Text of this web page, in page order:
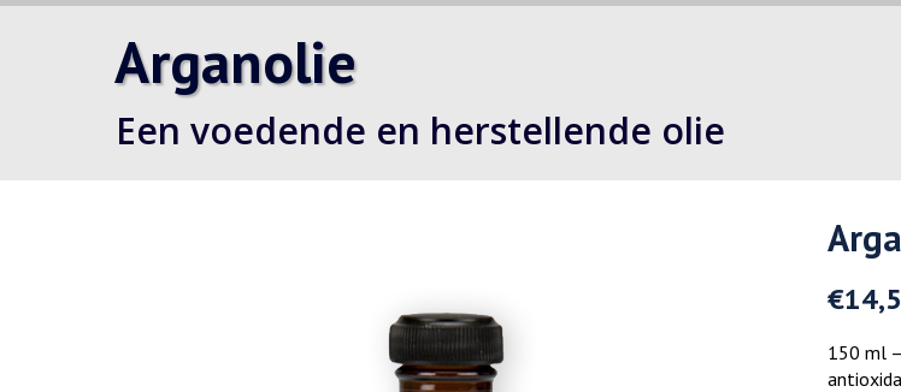
Arganolie
Een voedende en herstellende olie
€
150 ml